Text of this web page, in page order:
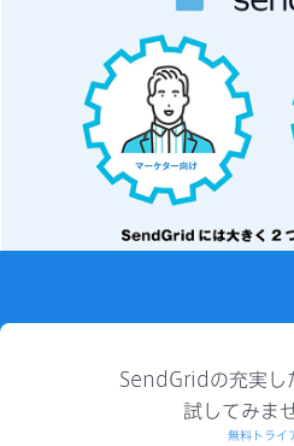
SendGridの充実し
試してみま
無料トライ